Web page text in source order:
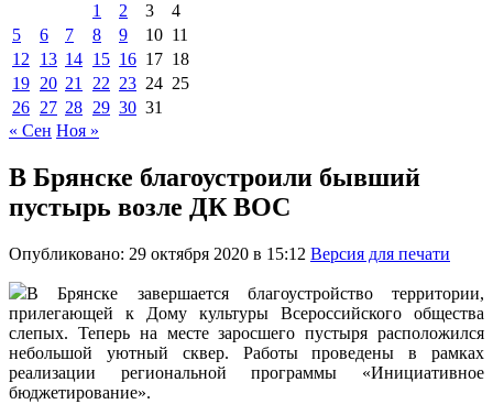
1 2 3
4
5
6 7 8 9 10 11
12
13 14 15 16 17 18
19 20 21 22 23 24 25
26 27 28 29 30 31
« Сен Ноя »
В Брянске благоустроили бывший
пустырь возле ДК ВОС
Опубликовано: 29 октября 2020 в 15:12 Версия для печати
В Брянске завершается благоустройство территории,
прилегающей к Дому культуры Всероссийского общества
слепых. Теперь на месте заросшего пустыря расположился
небольшой уютный сквер. Работы проведены в рамках
реализации региональной программы «Инициативное
бюджетирование».